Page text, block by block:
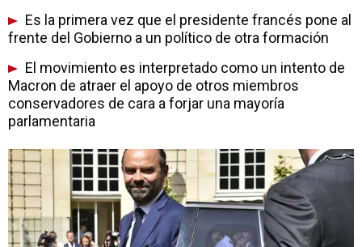
Es la primera vez que el presidente francés pone al
frente del Gobierno a un político de otra formación
El movimiento es interpretado como un intento de
Macron de atraer el apoyo de otros miembros
conservadores de cara a forjar una mayoría
parlamentaria